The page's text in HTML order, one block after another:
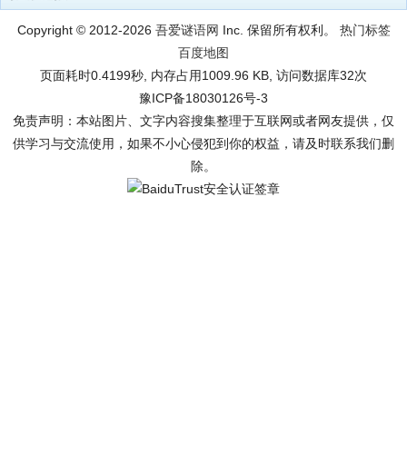
Copyright © 2012-2026 吾爱谜语网 Inc. 保留所有权利。 热门标签
百度地图
页面耗时0.4199秒, 内存占用1009.96 KB, 访问数据库32次
豫ICP备18030126号-3
免责声明：本站图片、文字内容搜集整理于互联网或者网友提供，仅
供学习与交流使用，如果不小心侵犯到你的权益，请及时联系我们删
除。